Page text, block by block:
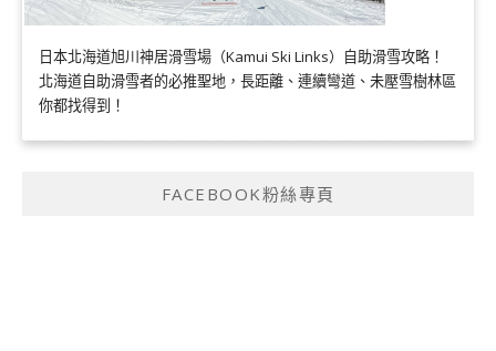
日本北海道旭川神居滑雪場（Kamui Ski Links）自助滑雪攻略！
北海道自助滑雪者的必推聖地，長距離、連續彎道、未壓雪樹林區
你都找得到！
FACEBOOK粉絲專頁